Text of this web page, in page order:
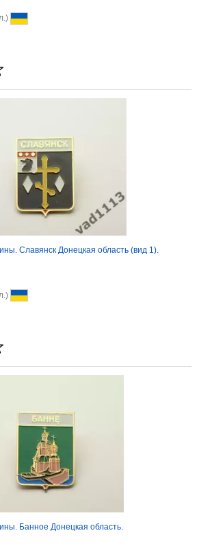
Славянск Донецкая область (вид 1).
Банное Донецкая область.